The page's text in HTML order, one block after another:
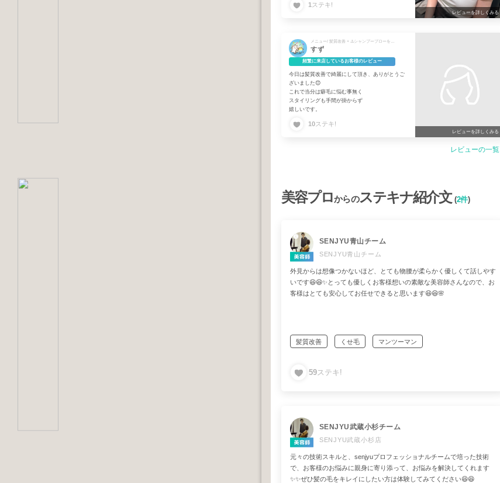
だきました。絶妙な、グラデーションのある美味
ーをしていただいた柳田さん、大好きです❤️笑
いつも細やかなお気遣い、優しいトークに、癒さ
れています🐱💓わたしのオアシスです🌻✨✨石母
雰囲気がとても心地よいです✌️
レイヤーもさらにパワーアップしていただき💪‼️
長さが出てきたからか、さらに華やかになりまし
た😆🌸石母田さん、本当にありがとうございます
😭伺うたびに技術が向上されていて、いつも絶対
1 ステキ!
レビューを詳しくみる
すず
頻繁に来店しているお客様のレビュー
今日は髪質改善で綺麗にして頂き、ありがとうご
ざいました😊
これで当分は癖毛に悩む事無く
スタイリングも手間が掛からず
嬉しいです。
10ステキ!
レビューを詳しくみる
レビューの一覧
美容プロからのステキナ紹介文(2件)
SENJYU青山チーム
SENJYU青山チーム
外見からは想像つかないほど、とても物腰が柔らかく優しくて話しやす
いです😆😆✨とっても優しくお客様想いの素敵な美容師さんなので、お
客様はとても安心してお任せできると思います😆😆🌸
髪質改善 くせ毛 マンツーマン
しっかり相談
59ステキ!
SENJYU武蔵小杉チーム
SENJYU武蔵小杉店
元々の技術スキルと、senjyuプロフェッショナルチームで培った技術
で、お客様のお悩みに親身に寄り添って、お悩みを解決してくれます
✨✨ぜひ髪の毛をキレイにしたい方は体験してみてください😆😆